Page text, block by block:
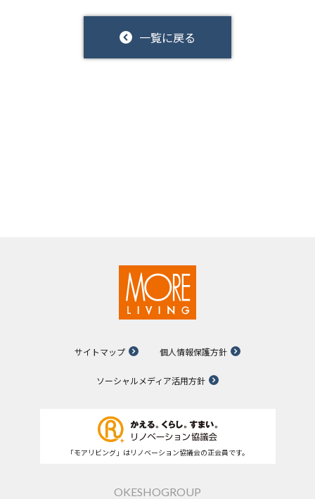
一覧に戻る
サイトマップ 個人情報保護方針
ソーシャルメディア活用方針
「モアリビング」はリノベーション協議会の正会員です。
OKESHOGROUP